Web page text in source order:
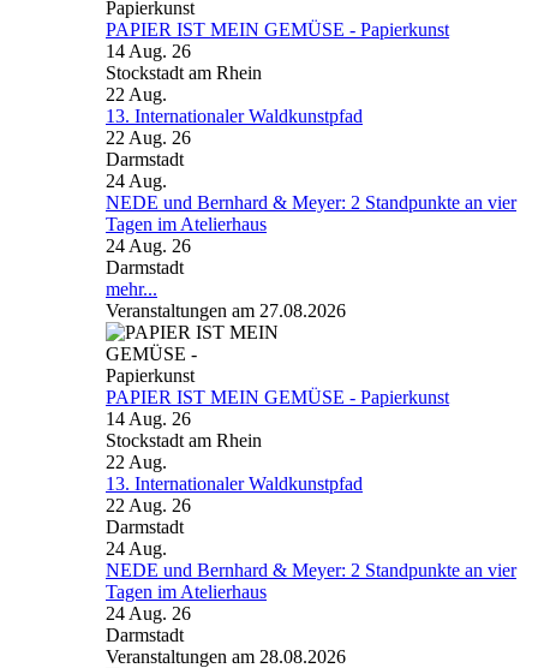
PAPIER IST MEIN GEMÜSE - Papierkunst
14 Aug. 26
Stockstadt am Rhein
22 Aug.
13. Internationaler Waldkunstpfad
22 Aug. 26
Darmstadt
24 Aug.
NEDE und Bernhard & Meyer: 2 Standpunkte an vier
Tagen im Atelierhaus
24 Aug. 26
Darmstadt
mehr...
Veranstaltungen am 27.08.2026
PAPIER IST MEIN GEMÜSE - Papierkunst
14 Aug. 26
Stockstadt am Rhein
22 Aug.
13. Internationaler Waldkunstpfad
22 Aug. 26
Darmstadt
24 Aug.
NEDE und Bernhard & Meyer: 2 Standpunkte an vier
Tagen im Atelierhaus
24 Aug. 26
Darmstadt
Veranstaltungen am 28.08.2026